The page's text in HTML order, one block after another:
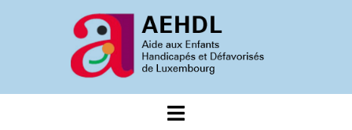
Ouvrir/fermer